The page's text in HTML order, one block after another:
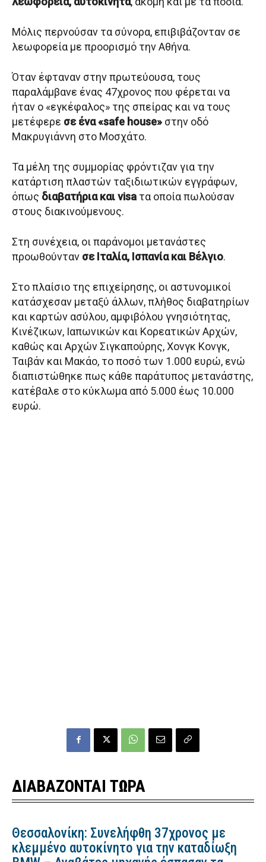
Μόλις περνούσαν τα σύνορα, επιβιβάζονταν σε
λεωφορεία με προορισμό την Αθήνα.
Όταν έφταναν στην πρωτεύουσα, τους
παραλάμβανε ένας 47χρονος που φέρεται να
ήταν ο «εγκέφαλος» της σπείρας και να τους
μετέφερε σε ένα «safe house» στην οδό
Μακρυγιάννη στο Μοσχάτο.
Τα μέλη της συμμορίας φρόντιζαν για την
κατάρτιση πλαστών ταξιδιωτικών εγγράφων,
όπως διαβατήρια και visaτα οποία πωλούσαν
στους διακινούμενους.
Στη συνέχεια, οι παράνομοι μετανάστες
προωθούνταν σε Ιταλία, Ισπανία και Βέλγιο.
Στο πλαίσιο της επιχείρησης, οι αστυνομικοί
κατάσχεσαν μεταξύ άλλων, πλήθος διαβατηρίων
και καρτών ασύλου, αμφιβόλου γνησιότητας,
Κινέζικων, Ιαπωνικών και Κορεατικών Αρχών,
καθώς και Αρχών Σιγκαπούρης, Χονγκ Κονγκ,
Ταιβάν και Μακάο, το ποσό των 1.000 ευρώ, ενώ
διαπιστώθηκε πως κάθε παράτυπος μετανάστης,
κατέβαλε στο κύκλωμα από 5.000 έως 10.000
ευρώ.
ΔΙΑΒΑΖΟΝΤΑΙ ΤΩΡΑ
Θεσσαλονίκη: Συνελήφθη 37χρονος με
κλεμμένο αυτοκίνητο για την καταδίωξη